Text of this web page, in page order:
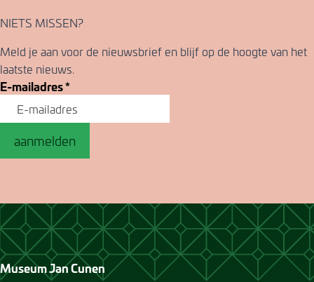
NIETS MISSEN?
Meld je aan voor de nieuwsbrief en blijf op de hoogte van het
laatste nieuws.
E-mailadres*
aanmelden
Museum Jan Cunen